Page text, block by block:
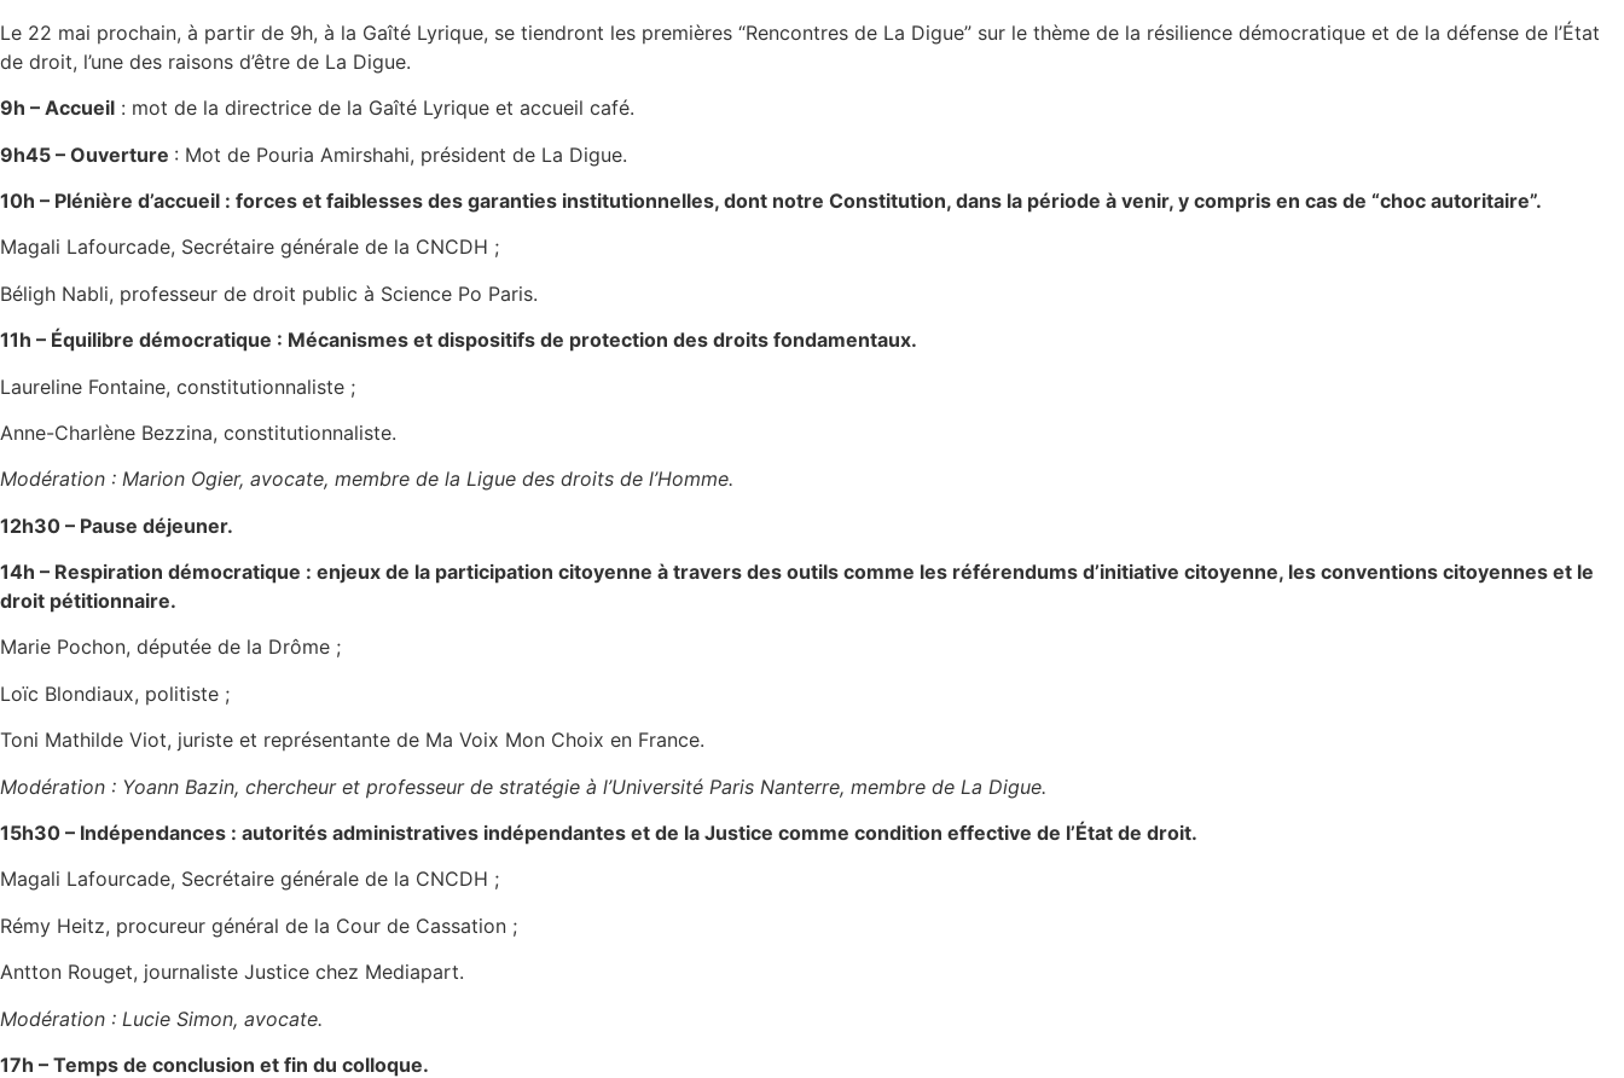
Le 22 mai prochain, à partir de 9h, à la Gaîté Lyrique, se tiendront les premières “Rencontres de La Digue” sur le thème de la résilience démocratique et de la défense de l’État
de droit, l’une des raisons d’être de La Digue.
9h – Accueil : mot de la directrice de la Gaîté Lyrique et accueil café.
9h45 – Ouverture : Mot de Pouria Amirshahi, président de La Digue.
10h – Plénière d’accueil : forces et faiblesses des garanties institutionnelles, dont notre Constitution, dans la période à venir, y compris en cas de “choc autoritaire”.
Magali Lafourcade, Secrétaire générale de la CNCDH ;
Béligh Nabli, professeur de droit public à Science Po Paris.
11h – Équilibre démocratique : Mécanismes et dispositifs de protection des droits fondamentaux.
Laureline Fontaine, constitutionnaliste ;
Anne-Charlène Bezzina, constitutionnaliste.
Modération : Marion Ogier, avocate, membre de la Ligue des droits de l’Homme.
12h30 – Pause déjeuner.
14h – Respiration démocratique : enjeux de la participation citoyenne à travers des outils comme les référendums d’initiative citoyenne, les conventions citoyennes et le
droit pétitionnaire.
Marie Pochon, députée de la Drôme ;
Loïc Blondiaux, politiste ;
Toni Mathilde Viot, juriste et représentante de Ma Voix Mon Choix en France.
Modération : Yoann Bazin, chercheur et professeur de stratégie à l’Université Paris Nanterre, membre de La Digue.
15h30 – Indépendances : autorités administratives indépendantes et de la Justice comme condition effective de l’État de droit.
Magali Lafourcade, Secrétaire générale de la CNCDH ;
Rémy Heitz, procureur général de la Cour de Cassation ;
Antton Rouget, journaliste Justice chez Mediapart.
Modération : Lucie Simon, avocate.
17h – Temps de conclusion et fin du colloque.